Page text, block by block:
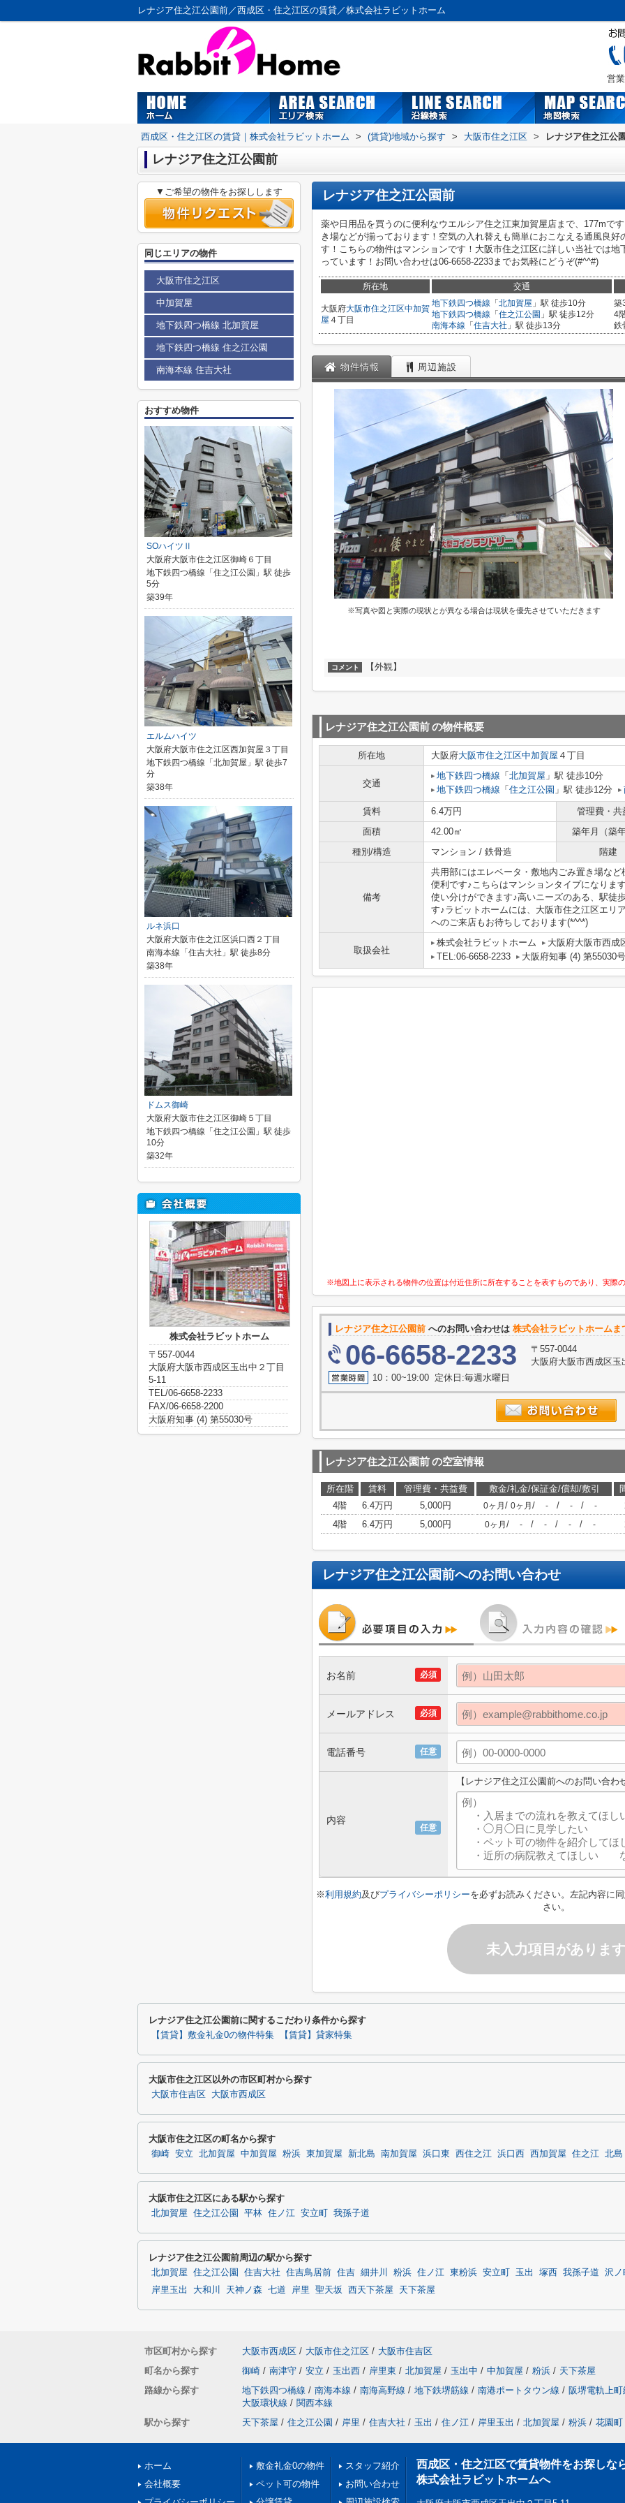
レナジア住之江公園前／西成区・住之江区の賃貸／株式会社ラビットホーム
営
西成区・住之江区の賃貸｜株式会社ラビットホーム > (賃貸)地域から探す > 大阪市住之江区 > レナジア住之江公
レナジア住之江公園前
レナジア住之江公園前
薬や日用品を買うのに便利なウエルシア住之江東加賀屋店まで、177mで
き場などが揃っております！空気の入れ替えも簡単におこなえる通風良
す！こちらの物件はマンションです！大阪市住之江区に詳しい当社では
っています！お問い合わせは06-6658-2233までお気軽にどうぞ(#^^#)
所在地 交通
大阪府大阪市住之江区中加賀
屋 ４丁目
地下鉄四つ橋線 「 北加賀屋 」駅 徒歩10分
地下鉄四つ橋線 「 住之江公園 」駅 徒歩12分
南海本線 「 住吉大社 」駅 徒歩13分
築
4
鉄
物件情報 周辺施設
※写真や図と実際の現状とが異なる場合は現状を優先させていただきます
コメント 【外観】
レナジア住之江公園前の物件概要
所在地 大阪府大阪市住之江区中加賀屋 ４丁目
交通
地下鉄四つ橋線 「 北加賀屋 」駅 徒歩10分
地下鉄四つ橋線 「 住之江公園 」駅 徒歩12分
賃料 6.4万円 管理費・共
面積
42.00㎡ 築年月（築年
種別/構造
マンション / 鉄骨造 階建
備考
共用部にはエレベータ・敷地内ごみ置き場な
便利です♪こちらはマンションタイプになりま
使い分けができます♪高いニーズのある、駅徒
す♪ラビットホームには、大阪市住之江区エリ
へのご来店もお待ちしております(*^^*)
取扱会社
株式会社ラビットホーム
大阪府大阪市西成
TEL:06-6658-2233
大阪府知事 (4) 第55030号
※地図上に表示される物件の位置は付近住所に所在することを表すものであり、実際
レナジア住之江公園前 へのお問い合わせは 株式会社ラビットホームま
06-6658-2233
〒557-0044
大阪府大阪市西成区玉
10：00~19:00 定休日:毎週水曜日
レナジア住之江公園前の空室情報
所在階 賃料 管理費・共益費 敷金/礼金/保証金/償却/敷引
4階
6.4万円 5,000円 0ヶ月 / 0ヶ月 / - / - / -
4階
6.4万円 5,000円 0ヶ月 / - / - / - / -
レナジア住之江公園前へのお問い合わせ
必須
お名前
必須
メールアドレス
任意
電話番号
任意
内容
【レナジア住之江公園前へのお問い合わ
※利用規約及びプライバシーポリシーを必ずお読みください。左記内容に
さい。
未入力項目があります
▼ご希望の物件をお探しします
同じエリアの物件
大阪市住之江区
中加賀屋
地下鉄四つ橋線 北加賀屋
地下鉄四つ橋線 住之江公園
南海本線 住吉大社
おすすめ物件
SOハイツⅡ
大阪府大阪市住之江区御崎６丁目
地下鉄四つ橋線「住之江公園」駅 徒歩
5分
築39年
エルムハイツ
大阪府大阪市住之江区西加賀屋３丁目
地下鉄四つ橋線「北加賀屋」駅 徒歩7
分
築38年
ルネ浜口
大阪府大阪市住之江区浜口西２丁目
南海本線「住吉大社」駅 徒歩8分
築38年
ドムス御崎
大阪府大阪市住之江区御崎５丁目
地下鉄四つ橋線「住之江公園」駅 徒歩
10分
築32年
株式会社ラビットホーム
〒557-0044
大阪府大阪市西成区玉出中２丁目
5-11
TEL/06-6658-2233
FAX/06-6658-2200
大阪府知事 (4) 第55030号
レナジア住之江公園前に関するこだわり条件から探す
【賃貸】敷金礼金0の物件特集 【賃貸】貸家特集
大阪市住之江区以外の市区町村から探す
大阪市住吉区 大阪市西成区
大阪市住之江区の町名から探す
御崎 安立 北加賀屋 中加賀屋 粉浜 東加賀屋 新北島 南加賀屋 浜口東 西住之江 浜口西 西加賀屋 住之江 北島
大阪市住之江区にある駅から探す
北加賀屋 住之江公園 平林 住ノ江 安立町 我孫子道
レナジア住之江公園前周辺の駅から探す
北加賀屋 住之江公園 住吉大社 住吉鳥居前 住吉 細井川 粉浜 住ノ江 東粉浜 安立町 玉出 塚西 我孫子道 沢ノ
岸里玉出
大和川 天神ノ森 七道 岸里 聖天坂 西天下茶屋 天下茶屋
市区町村から探す 大阪市西成区 / 大阪市住之江区 / 大阪市住吉区
町名から探す
御崎 / 南津守 / 安立 / 玉出西 / 岸里東 / 北加賀屋 / 玉出中 / 中加賀屋 / 粉浜 / 天下茶屋
路線から探す
地下鉄四つ橋線 / 南海本線 / 南海高野線 / 地下鉄堺筋線 / 南港ポートタウン線 / 阪堺電軌上町
大阪環状線 / 関西本線
駅から探す
天下茶屋 / 住之江公園 / 岸里 / 住吉大社 / 玉出 / 住ノ江 / 岸里玉出 / 北加賀屋 / 粉浜 / 花園町
ホーム
会社概要
敷金礼金0の物件
ペット可の物件
スタッフ紹介
お問い合わせ
西成区・住之江区で賃貸物件をお探しな
株式会社ラビットホームへ